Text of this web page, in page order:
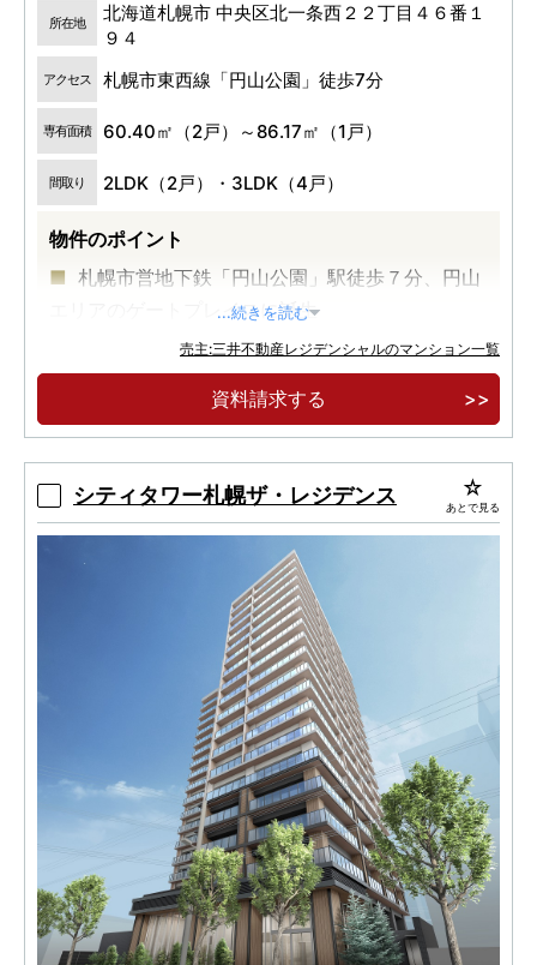
所在地
北海道札幌市 中央区北一条西２２丁目４６番１
９４
アクセス 札幌市東西線「円山公園」徒歩7分
専有面積 60.40㎡（2戸）～86.17㎡（1戸）
間取り 2LDK（2戸）・3LDK（4戸）
物件のポイント
札幌市営地下鉄「円山公園」駅徒歩７分、円山
エリアのゲートプレイスに誕生
暮らしの質を高めるゆとりの広さ、８０㎡超３
ＬＤＫプラン中心
北海道初！次世代型宅配システム「Ｐａｂｂｉ
...続きを読む
売主:三井不動産レジデンシャルのマンション一覧
資料請求する
シティタワー札幌ザ・レジデンス あとで見る